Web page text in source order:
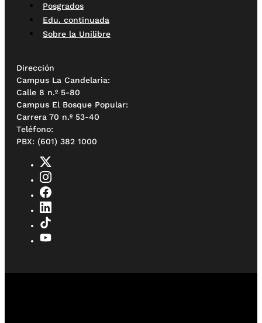
Posgrados
Edu. continuada
Sobre la Unilibre
Dirección
Campus La Candelaria:
Calle 8 n.º 5-80
Campus El Bosque Popular:
Carrera 70 n.º 53-40
Teléfono:
PBX: (601) 382 1000